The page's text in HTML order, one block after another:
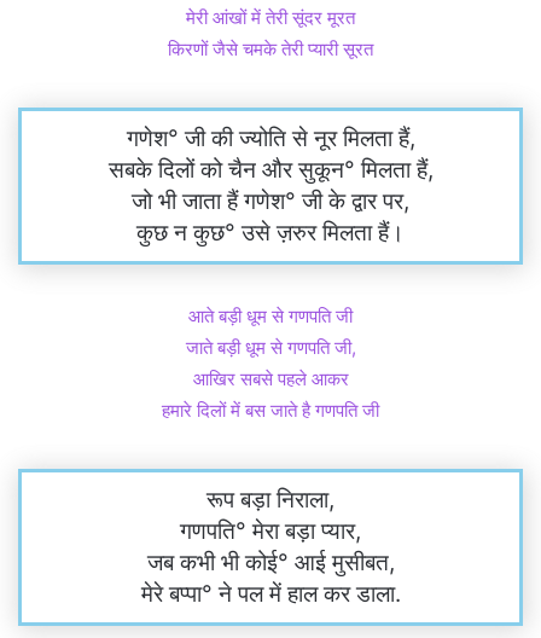
मेरी आंखों में तेरी सूंदर मूरत
किरणों जैसे चमके तेरी प्यारी सूरत
गणेश° जी की ज्योति से नूर मिलता हैं,
सबके दिलों को चैन और सुकून° मिलता हैं,
जो भी जाता हैं गणेश° जी के द्वार पर,
कुछ न कुछ° उसे ज़रुर मिलता हैं।
आते बड़ी धूम से गणपति जी
जाते बड़ी धूम से गणपति जी,
आखिर सबसे पहले आकर
हमारे दिलों में बस जाते है गणपति जी
रूप बड़ा निराला,
गणपति° मेरा बड़ा प्यार,
जब कभी भी कोई° आई मुसीबत,
मेरे बप्पा° ने पल में हाल कर डाला.